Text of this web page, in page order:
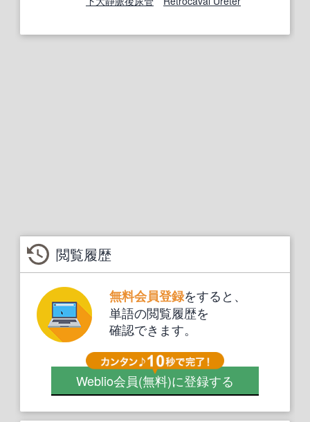
閲覧履歴
無料会員登録をすると、
単語の閲覧履歴を
確認できます。
Weblio会員(無料)に登録する